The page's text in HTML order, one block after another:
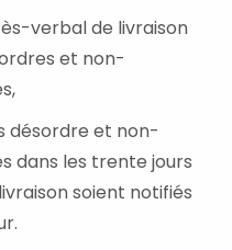
verbal de livraison
et non-
désordre et non-
dans les trente jours
soient notifiés